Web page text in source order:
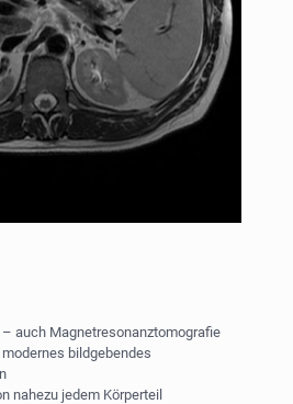
auch Magnetresonanztomografie
bildgebendes
nahezu jedem Körperteil